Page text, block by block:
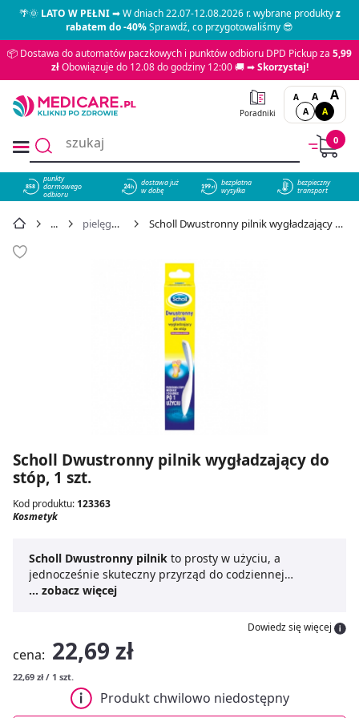
🌴🌞LATO W PEŁNI➡ W dniach 22.07-12.08.2026 r. wybrane produktyz
rabatem do -40%Sprawdź, co przygotowaliśmy 😎
📦 Dostawa do automatów paczkowych i punktów odbioru DPD Pickup za 5,99
złObowiązuje do 12.08 do godziny 12:00 🚚 ➡Skorzystaj!
Poradniki
A A A
A A
0
858
punkty
darmowego
odbioru
dostawa już
w dobę
bezpłatna
wysyłka
bezpieczny
transport
pielęgnacja stóp Scholl Dwustronny pilnik wygładzający do stóp, 1 szt. - cena 22,69 zł
Scholl Dwustronny pilnik wygładzający do
stóp, 1 szt.
Kod produktu: 123363
Kosmetyk
Scholl Dwustronny pilnik to prosty w użyciu, a
jednocześnie skuteczny przyrząd do codziennej
pielęgnacji skóry stóp, przeznaczony dla osób
zrogowaciałego naskórka. Dzięki dwóm różnym
umożliwia nie tylko usunięcie twardej i zgrubiałej skóry,
Efekt jest widoczny już po pierwszym użyciu. Ten
wygładzający do stópposiada specjalną rączkę, która
... zobacz więcej
Dowiedz się więcej
cena: 22,69 zł
22,69 zł / 1 szt.
Produkt chwilowo niedostępny